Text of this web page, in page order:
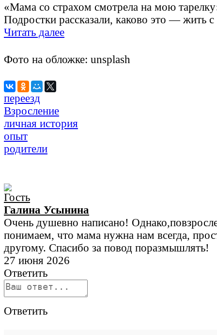
«Мама со страхом смотрела на мою
Подростки рассказали, каково это — жить
Читать далее
Фото на обложке: unsplash
переезд
Взросление
личная история
опыт
родители
Галина Усынина
Очень душевно написано!
понимаем, что мама нужна нам всегда,
другому. Спасибо за повод поразмышлять!
27 июня 2026
Ответить
Ответить